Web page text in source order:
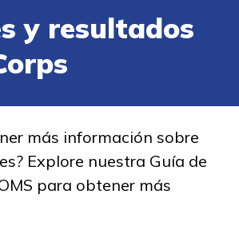
En El Campus
académicas
de
y resultados
más información sobre
Explore nuestra Guía de
para obtener más